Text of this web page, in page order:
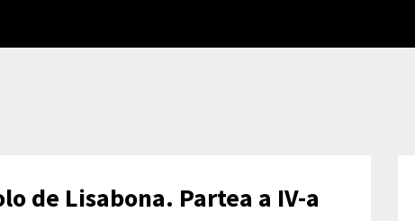
de Lisabona. Partea a IV-a